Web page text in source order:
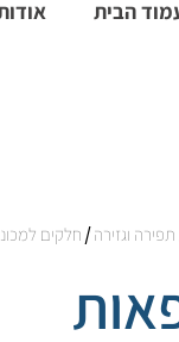
הבית
וגזירה/ חלקים